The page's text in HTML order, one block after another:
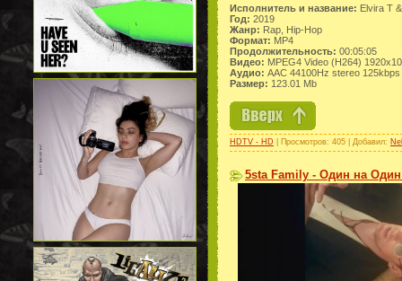
Исполнитель и название: Elvira T
Год: 2019
Жанр: Rap, Hip-Hop
Формат: MP4
Продолжительность: 00:05:05
Видео: MPEG4 Video (H264)
Аудио: AAC 44100Hz stereo 125kbps
Размер: 123.01 Mb
HDTV - HD | Просмотров: 405 | Добавил:
5sta Family - Один на Один